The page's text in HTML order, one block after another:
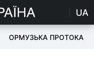
UA
ОРМУЗЬКА ПРОТОКА